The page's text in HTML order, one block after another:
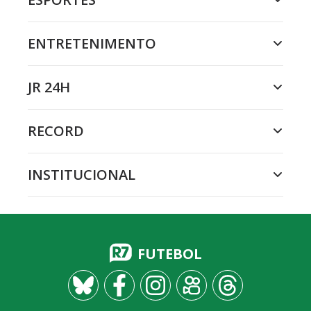
ENTRETENIMENTO
JR 24H
RECORD
INSTITUCIONAL
FUTEBOL